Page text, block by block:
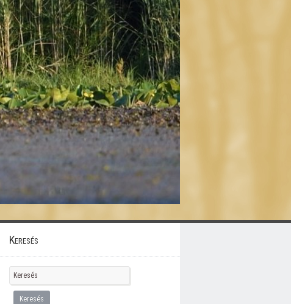
Keresés